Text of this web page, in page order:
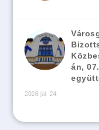
án,
2026 júl. 24